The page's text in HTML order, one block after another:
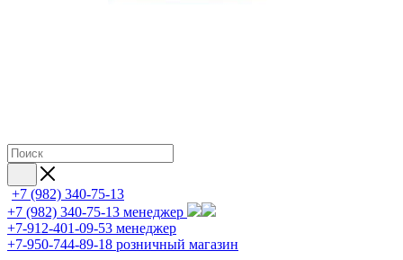
+7 (982) 340-75-13
+7 (982) 340-75-13 менеджер
+7-912-401-09-53 менеджер
+7-950-744-89-18 розничный магазин